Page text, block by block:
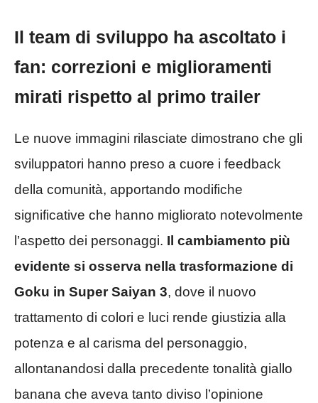
Il team di sviluppo ha ascoltato i
fan: correzioni e miglioramenti
mirati rispetto al primo trailer
Le nuove immagini rilasciate dimostrano che gli
sviluppatori hanno preso a cuore i feedback
della comunità, apportando modifiche
significative che hanno migliorato notevolmente
l’aspetto dei personaggi. Il cambiamento più
evidente si osserva nella trasformazione di
Goku in Super Saiyan 3, dove il nuovo
trattamento di colori e luci rende giustizia alla
potenza e al carisma del personaggio,
allontanandosi dalla precedente tonalità giallo
banana che aveva tanto diviso l’opinione